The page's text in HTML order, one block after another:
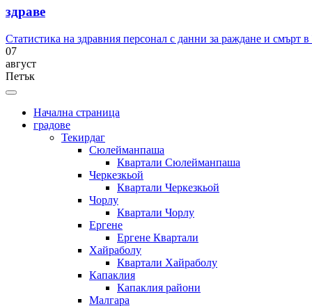
здраве
Статистика на здравния персонал с данни за раждане и смърт
07
август
Петък
Начална страница
градове
Текирдаг
Сюлейманпаша
Квартали Сюлейманпаша
Черкезкьой
Квартали Черкезкьой
Чорлу
Квартали Чорлу
Ергене
Ергене Квартали
Хайраболу
Квартали Хайраболу
Капаклия
Капаклия райони
Малгара